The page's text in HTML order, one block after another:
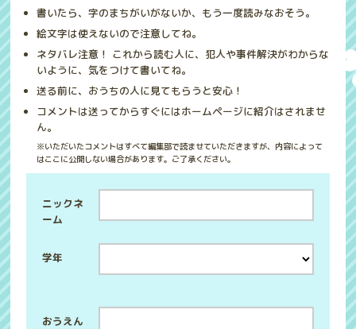
書いたら、字のまちがいがないか、もう一度読みなおそう。
絵文字は使えないので注意してね。
ネタバレ注意！ これから読む人に、犯人や事件解決がわからな
いように、気をつけて書いてね。
送る前に、おうちの人に見てもらうと安心！
コメントは送ってからすぐにはホームページに紹介はされませ
ん。
※いただいたコメントはすべて編集部で読ませていただきますが、内容によって
はここに公開しない場合があります。ご了承ください。
学年
ニックネ
ーム